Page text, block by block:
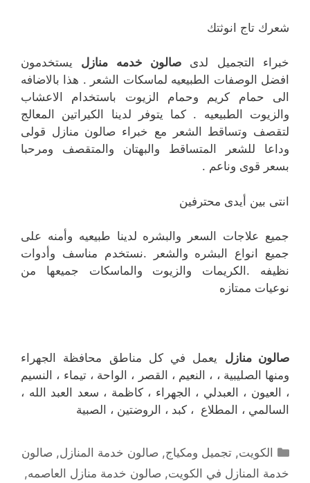
شعرك تاج انوثتك
خبراء التجميل لدى صالون خدمه منازل يستخدمون
افضل الوصفات الطبيعيه لماسكات الشعر . هذا بالاضافه
الى حمام كريم وحمام الزيوت باستخدام الاعشاب
والزيوت الطبيعيه . كما يتوفر لدينا الكيراتين المعالج
لتقصف وتساقط الشعر مع خبراء صالون منازل قولى
وداعا للشعر المتساقط والبهتان والمتقصف ومرحبا
بسعر قوى وناعم .
انتى بين أيدى محترفين
جميع علاجات السعر والبشره لدينا طبيعيه وأمنه على
جميع انواع البشره والشعر .نستخدم مناسف وأدوات
نظيفه .الكريمات والزيوت والماسكات جميعها من
نوعيات ممتازه
صالون منازل يعمل في كل مناطق محافظة الجهراء
ومنها الصليبية ، ، النعيم ، القصر ، الواحة ، تيماء ، النسيم
، العيون ، العبدلي ، الجهراء ، كاظمة ، سعد العبد الله ،
السالمي ، المطلاع ، كبد ، الروضتين ، الصبية
التصنيفات
الكويت,تجميل ومكياج, صالون خدمة المنازل, صالون
خدمة المنازل في الكويت, صالون خدمة منازل العاصمه,